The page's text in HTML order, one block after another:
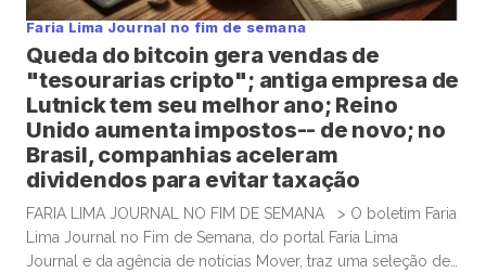
Faria Lima Journal no fim de semana
Queda do bitcoin gera vendas de
"tesourarias cripto"; antiga empresa de
Lutnick tem seu melhor ano; Reino
Unido aumenta impostos-- de novo; no
Brasil, companhias aceleram
dividendos para evitar taxação
FARIA LIMA JOURNAL NO FIM DE SEMANA > O boletim Faria
Lima Journal no Fim de Semana, do portal Faria Lima
Journal e da agência de notícias Mover, traz uma seleção de